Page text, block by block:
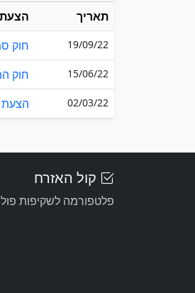
תאריך
19/09/22 חוק
15/06/22 חוק
02/03/22 הצעת
קול האזרח
פלטפורמה לשקיפות